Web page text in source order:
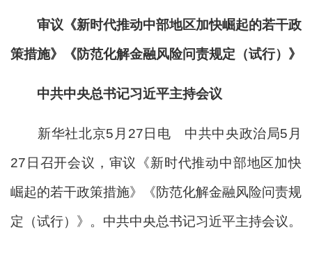
审议《新时代推动中部地区加快崛起的若干政
策措施》《防范化解金融风险问责规定（试行）》
中共中央总书记习近平主持会议
新华社北京5月27日电 中共中央政治局5月
27日召开会议，审议《新时代推动中部地区加快
崛起的若干政策措施》《防范化解金融风险问责规
定（试行）》。中共中央总书记习近平主持会议。